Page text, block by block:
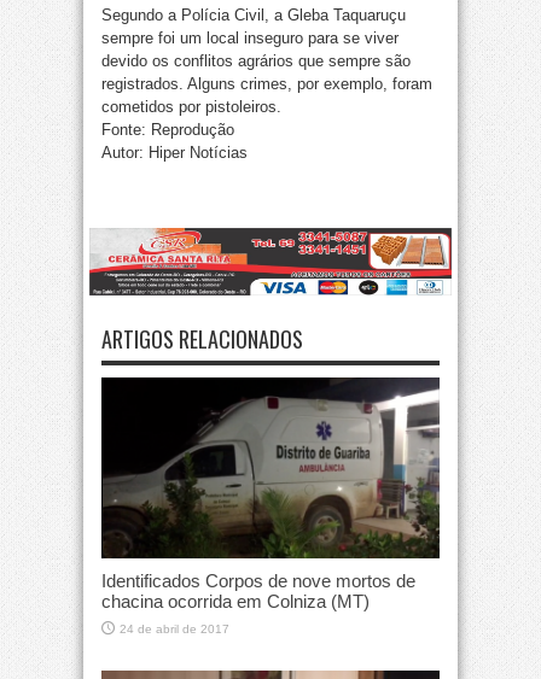
Segundo a Polícia Civil, a Gleba Taquaruçu
sempre foi um local inseguro para se viver
devido os conflitos agrários que sempre são
registrados. Alguns crimes, por exemplo, foram
cometidos por pistoleiros.
Fonte: Reprodução
Autor: Hiper Notícias
ARTIGOS RELACIONADOS
Identificados Corpos de nove mortos de
chacina ocorrida em Colniza (MT)
24 de abril de 2017